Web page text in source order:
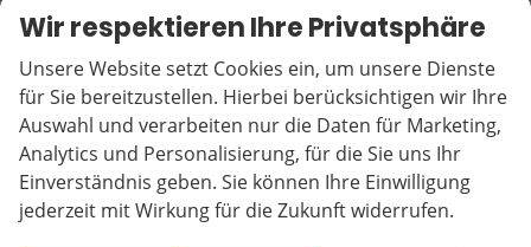
und Beifahrersitz
Rückbanklehne im Verhältnis 40/20/40 geteilt mit
Easy-Fold-Funktion
Dacia Hands-free-Karte für schlüssellosen Zugang
und Start
Lenkrad mit Kunstlederbezug
Manueller Innenspiegel mit Tag-/Nacht-
Wir respektieren Ihre Privatsphäre
Unsere Website setzt Cookies ein, um unsere Dienste
für Sie bereitzustellen. Hierbei berücksichtigen wir Ihre
Auswahl und verarbeiten nur die Daten für Marketing,
Analytics und Personalisierung, für die Sie uns Ihr
Einverständnis geben. Sie können Ihre Einwilligung
jederzeit mit Wirkung für die Zukunft widerrufen.